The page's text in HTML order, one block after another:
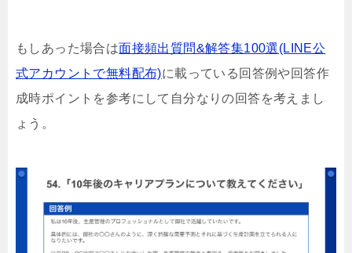
もしあった場合は面接頻出質問&解答集100選(LINE公
式アカウントで無料配布)に載っている回答例や回答作
成時ポイントを参考にして自分なりの回答を考えまし
ょう。